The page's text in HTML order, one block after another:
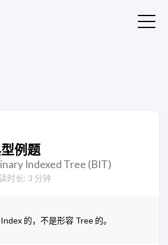
例题
Indexed Tree (BIT)
时长: 3 分钟
的，不是形容 Tree 的。